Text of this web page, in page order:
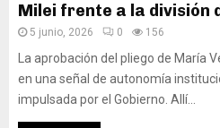
Milei frente a la división
5 junio, 2026 0 156
La aprobación del pliego de María
en una señal de autonomía
impulsada por el Gobierno. Allí...